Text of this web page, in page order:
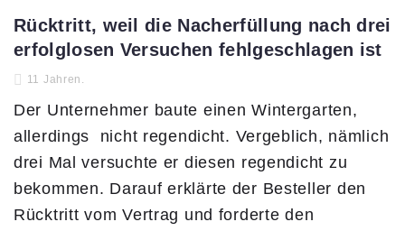
Rücktritt, weil die Nacherfüllung nach drei
erfolglosen Versuchen fehlgeschlagen ist
11 Jahren.
Der Unternehmer baute einen Wintergarten,
allerdings nicht regendicht. Vergeblich, nämlich
drei Mal versuchte er diesen regendicht zu
bekommen. Darauf erklärte der Besteller den
Rücktritt vom Vertrag und forderte den